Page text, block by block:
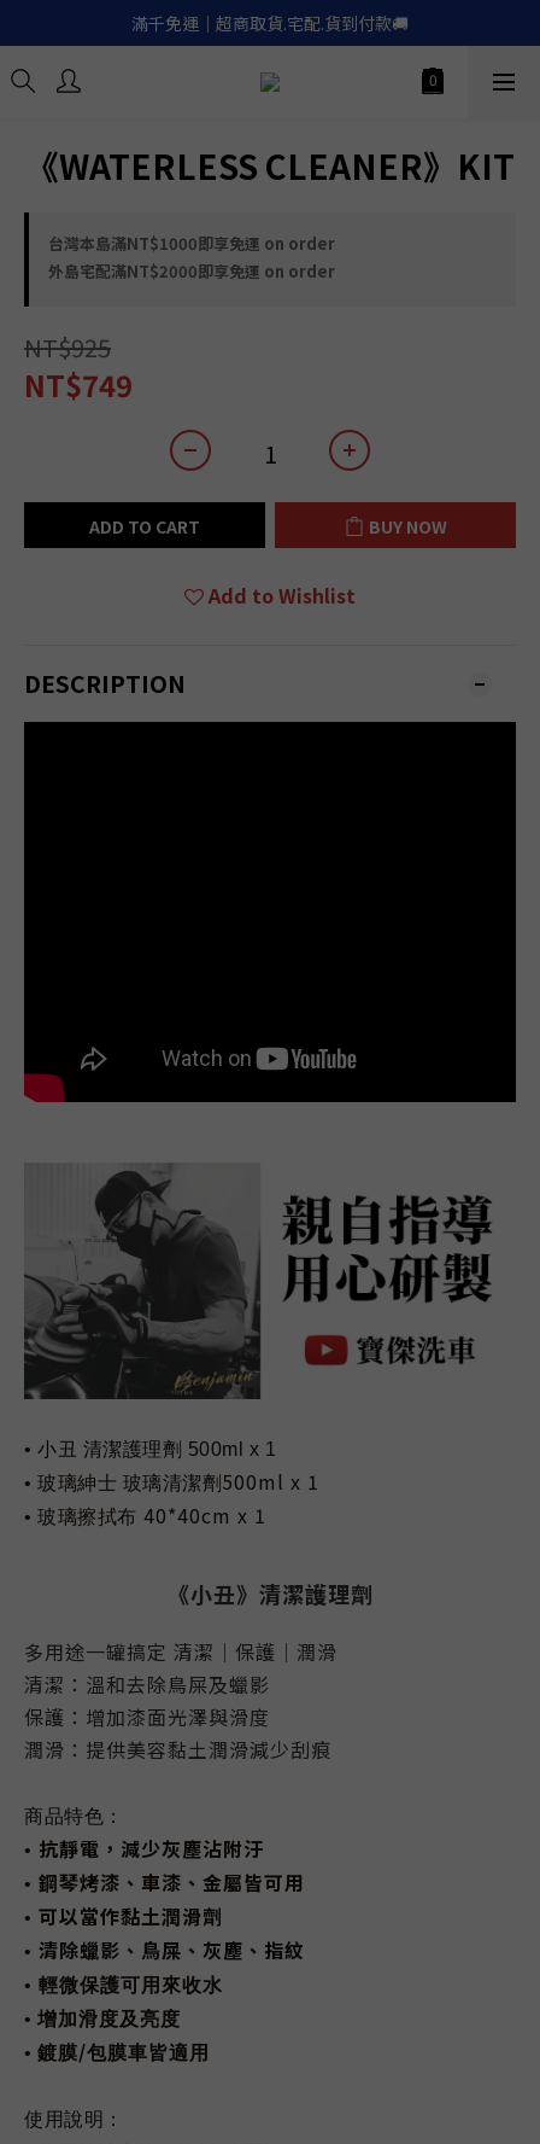
滿千免運｜超商取貨.宅配.貨到付款🚚
滿千免運｜超商取貨.宅配.貨到付款🚚
Apple.LinePay｜信用卡６期零利率
滿千免運｜超商取貨.宅配.貨到付款🚚
《WATERLESS CLEANER》KIT
台灣本島滿NT$1000即享免運 on order
外島宅配滿NT$2000即享免運 on order
NT$925
NT$749
ADD TO CART BUY NOW
Add to Wishlist
DESCRIPTION
• 小丑 清潔護理劑 500ml x 1
• 玻璃紳士 玻璃清潔劑 500ml x 1
• 玻璃擦拭布 40*40cm x 1
《小丑》清潔護理劑
多用途一罐搞定 清潔｜保護｜潤滑
清潔：溫和去除鳥屎及蠟影
保護：增加漆面光澤與滑度
潤滑：提供美容黏土潤滑減少刮痕
商品特色：
• 抗靜電，減少灰塵沾附汙
• 鋼琴烤漆、車漆、金屬皆可用
• 可以當作黏土潤滑劑
• 清除蠟影、鳥屎、灰塵、指紋
• 輕微保護可用來收水
•增加滑度及亮度
• 鍍膜/包膜車皆適用
使用說明：